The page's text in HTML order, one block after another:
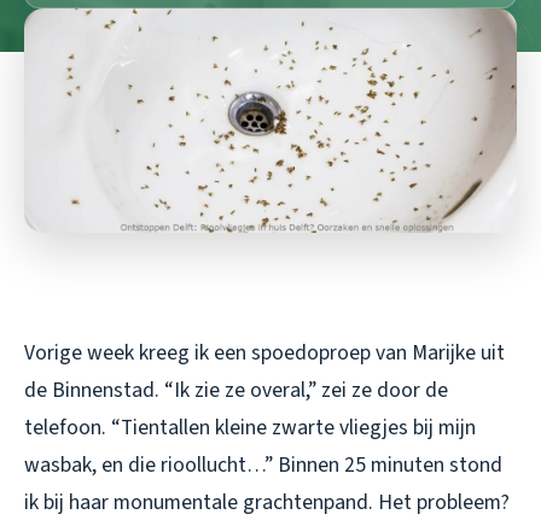
Vorige week kreeg ik een spoedoproep van Marijke uit
de Binnenstad. “Ik zie ze overal,” zei ze door de
telefoon. “Tientallen kleine zwarte vliegjes bij mijn
wasbak, en die rioollucht…” Binnen 25 minuten stond
ik bij haar monumentale grachtenpand. Het probleem?